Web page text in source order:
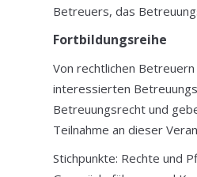
Betreuers, das
Fortbildungsreihe
Von rechtlichen
interessierten
Betreuungsrecht und
Teilnahme an dieser
Stichpunkte: Rechte und